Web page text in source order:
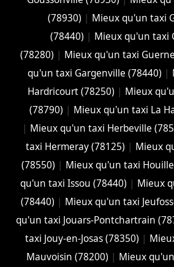
(78930) | Mieux qu'un taxi
(78440) | Mieux qu'un taxi
(78280) | Mieux qu'un taxi
qu'un taxi Gargenville (78440) |
Hardricourt (78250) | Mieux
(78790) | Mieux qu'un taxi La
| Mieux qu'un taxi Herbeville
taxi Hermeray (78125) | Mieux
(78550) | Mieux qu'un taxi
qu'un taxi Issou (78440) | Mieux
(78440) | Mieux qu'un taxi
qu'un taxi Jouars-Pontchartrain
taxi Jouy-en-Josas (78350) |
Mauvoisin (78200) | Mieux